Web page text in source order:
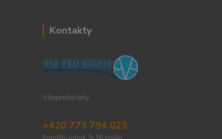
Kontakty
Všeprohotely
+420 773 794 023